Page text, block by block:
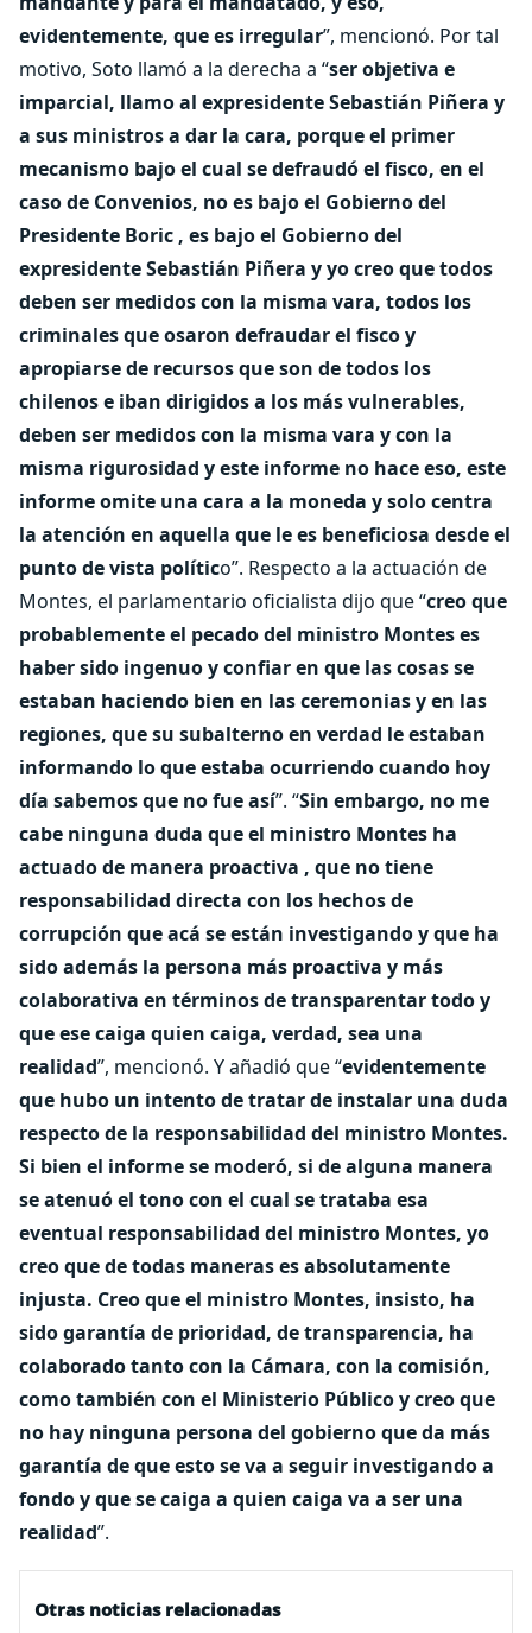
evidentemente, que es irregular”, mencionó. Por tal
motivo, Soto llamó a la derecha a “ser objetiva e
imparcial, llamo al expresidente Sebastián Piñera y
a sus ministros a dar la cara, porque el primer
mecanismo bajo el cual se defraudó el fisco, en el
caso de Convenios, no es bajo el Gobierno del
Presidente Boric , es bajo el Gobierno del
expresidente Sebastián Piñera y yo creo que todos
deben ser medidos con la misma vara, todos los
criminales que osaron defraudar el fisco y
apropiarse de recursos que son de todos los
chilenos e iban dirigidos a los más vulnerables,
deben ser medidos con la misma vara y con la
misma rigurosidad y este informe no hace eso, este
informe omite una cara a la moneda y solo centra
la atención en aquella que le es beneficiosa desde el
punto de vista político”. Respecto a la actuación de
Montes, el parlamentario oficialista dijo que “creo que
probablemente el pecado del ministro Montes es
haber sido ingenuo y confiar en que las cosas se
estaban haciendo bien en las ceremonias y en las
regiones, que su subalterno en verdad le estaban
informando lo que estaba ocurriendo cuando hoy
día sabemos que no fue así”. “Sin embargo, no me
cabe ninguna duda que el ministro Montes ha
actuado de manera proactiva , que no tiene
responsabilidad directa con los hechos de
corrupción que acá se están investigando y que ha
sido además la persona más proactiva y más
colaborativa en términos de transparentar todo y
que ese caiga quien caiga, verdad, sea una
realidad”, mencionó. Y añadió que “evidentemente
que hubo un intento de tratar de instalar una duda
respecto de la responsabilidad del ministro Montes.
Si bien el informe se moderó, si de alguna manera
se atenuó el tono con el cual se trataba esa
eventual responsabilidad del ministro Montes, yo
creo que de todas maneras es absolutamente
injusta. Creo que el ministro Montes, insisto, ha
sido garantía de prioridad, de transparencia, ha
colaborado tanto con la Cámara, con la comisión,
como también con el Ministerio Público y creo que
no hay ninguna persona del gobierno que da más
garantía de que esto se va a seguir investigando a
fondo y que se caiga a quien caiga va a ser una
realidad”.
Otras noticias relacionadas